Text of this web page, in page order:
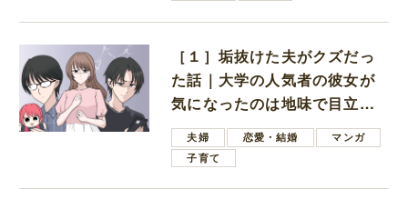
［１］垢抜けた夫がクズだっ
た話｜大学の人気者の彼女が
気になったのは地味で目立た
ない男子学生
夫婦 恋愛・結婚
マンガ
子育て